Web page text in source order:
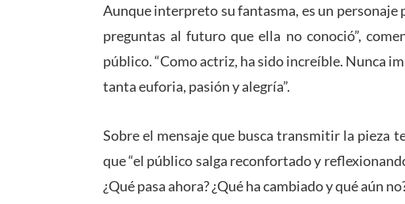
Aunque interpreto su fantasma, es un
preguntas al futuro que ella no conoció”,
público. “Como actriz, ha sido increíble. Nunca
tanta euforia, pasión y alegría”.
Sobre el mensaje que busca transmitir la pieza
que “el público salga reconfortado y
¿Qué pasa ahora? ¿Qué ha cambiado y qué aún